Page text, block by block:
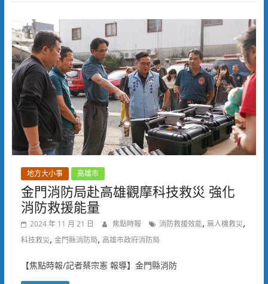
地方大小事 高雄市
金門消防局赴高雄觀摩科技救災 強化
消防救援能量
2024 年 11 月 21 日 焦點時報 消防救援效能, 無人機救災,
科技救災, 金門縣消防局, 高雄市政府消防局
【焦點時報/記者蔡宗憲 報導】金門縣消防